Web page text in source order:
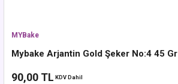
MYBake
Mybake Arjantin Gold Şeker No:4 45 Gr
90,00 TL KDV Dahil